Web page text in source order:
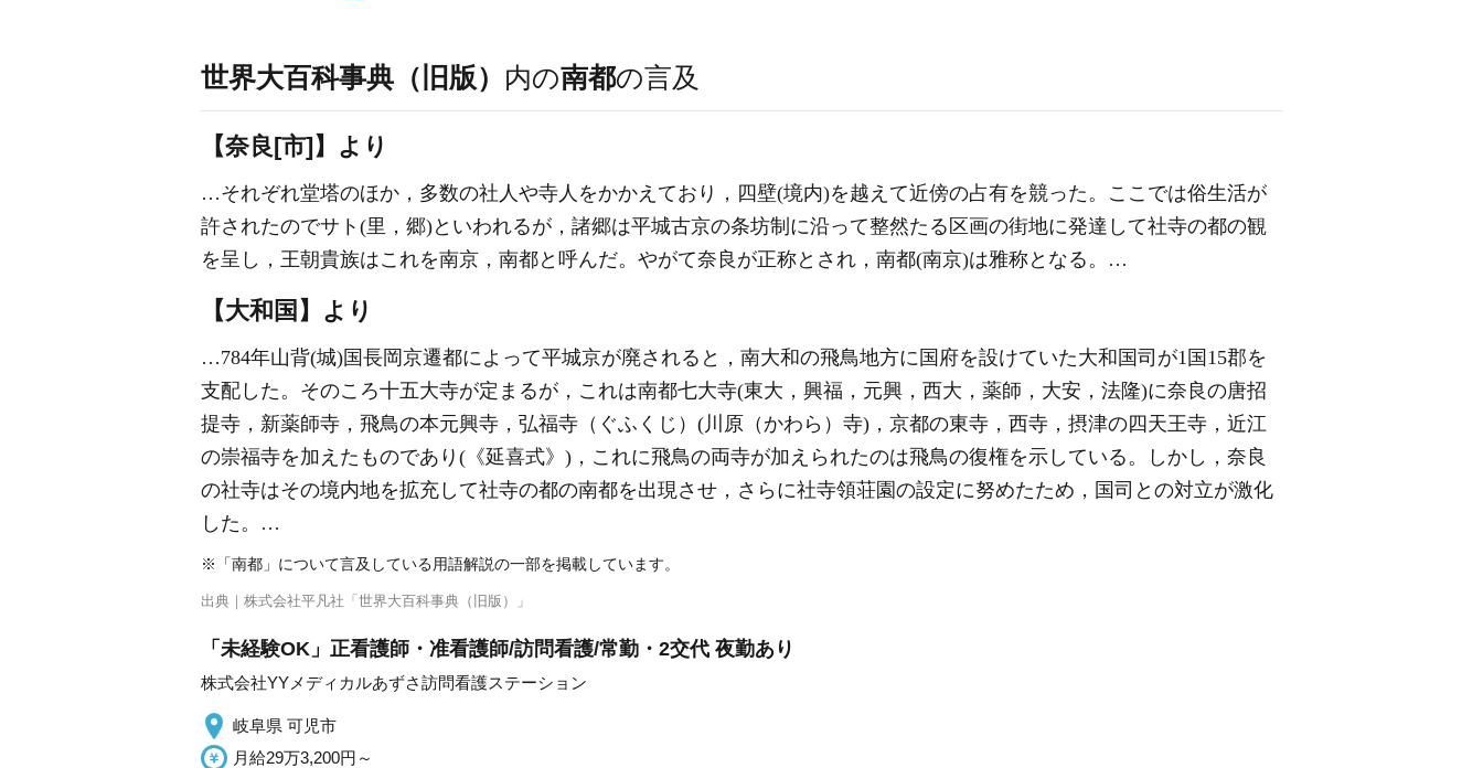
世界大百科事典（旧版） 内の南都の言及
【奈良[市]】より
…それぞれ堂塔のほか，多数の社人や寺人をかかえており，四壁(境内)を越えて近傍の占有を競った。ここでは俗生活が
許されたのでサト(里，郷)といわれるが，諸郷は平城古京の条坊制 に沿って整然たる区画の街地に発達して社寺の都の観
を呈し，王朝貴族はこれを南京，南都と呼んだ。やがて奈良が正称とされ，南都(南京)は雅称となる。…
【大和国】より
…784年山背(城)国長岡京遷都によって平城京が廃されると，南大和の飛鳥地方に国府を設けていた大和国司が1国15郡を
支配した。そのころ十五大寺が定まるが，これは南都七大寺(東大，興福，元興，西大，薬師，大安，法隆)に奈良の唐招
提寺，新薬師寺，飛鳥の本元興寺，弘福寺（ぐふくじ）(川原（かわら）寺)，京都の東寺，西寺，摂津の四天王寺，近江
の崇福寺を加えたものであり(《延喜式》)，これに飛鳥の両寺が加えられたのは飛鳥の復権を示している。しかし，奈良
の社寺はその境内地を拡充して社寺の都の南都を出現させ，さらに社寺領荘園の設定に努めたため，国司との対立が激化
した。…
※「南都」について言及している用語解説の一部を掲載しています。
出典｜ 株式会社平凡社「世界大百科事典（旧版）」
「未経験OK」正看護師・准看護師/訪問看護/常勤・2交代 夜勤あり
株式会社YYメディカルあずさ訪問看護ステーション
岐阜県 可児市
月給29万3,200円～